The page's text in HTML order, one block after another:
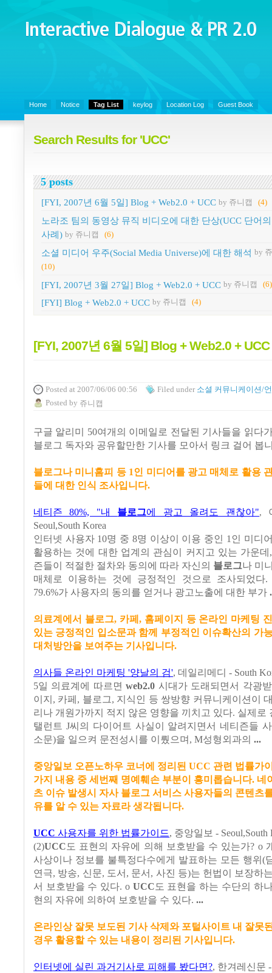
Interactive Dialogue &
PR 2.0
Home Notice Tag List keylog Location Log Guest Book
Search Results for 'UCC'
5 posts
[FYI, 2007년 6월 5일] Blog + Web2.0 + UCC by 쥬니캡 (4)
노라조 팀의 동영상 뮤직 비디오에 대한 단상(UCC 단어
사례) by 쥬니캡 (6)
소셜 미디어 우주(Social Media Universe)에 대한 해석 by
(10)
[FYI, 2007년 3월 27일] Blog + Web2.0 + UCC by 쥬니캡 (6)
[FYI] Blog + Web2.0 + UCC by 쥬니캡 (4)
[FYI, 2007년 6월 5일] Blog + Web2.0 + UCC
Posted at 2007/06/06 00:56 Filed under 소셜 커뮤니케이션/
Posted by 쥬니캡
구글 알리미 50여개의 이메일로 전달된 기사들을 읽다
블로그 독자와 공유할만한 기사를 모아서 링크 걸어 봅
블로그나 미니홈피 등 1인 미디어를 광고 매체로 활용
들에 대한 인식 조사입니다.
네티즌 80%, "내 블로그에 광고 올려도 괜찮아",
Seoul,South Korea
인터넷 사용자 10명 중 8명 이상이 이용 중인 1인 미디
활용하는 것에 대한 업계의 관심이 커지고 있는 가운
즌들이 적절한 절차와 동의에 따라 자신의 블로그나 미
매체로 이용하는 것에 긍정적인 것으로 조사되었다
79.6%가 사용자의 동의를 얻거나 광고노출에 대한 부가
의료계에서 블로그, 카페, 홈페이지 등 온라인 마케팅
있는 긍정적인 입소문과 함께 부정적인 이슈확산의 가
대처방안을 보여주는 기사입니다.
의사들 온라인 마케팅 '양날의 검', 데일리메디 - South
5일 의료계에 따르면web2.0 시대가 도래되면서 각광
이지, 카페, 블로그, 지식인 등 쌍방향 커뮤니케이션이
리나 개원가까지 적지 않은 영향을 끼치고 있다. 실제로
탤런트 J씨의 다이어트 사실이 알려지면서 네티즌들
소문)을 일으켜 문전성시를 이뤘으며, M성형외과의 ...
중앙일보 오픈노하우 코너에 정리된 UCC 관련 법률가
가지 내용 중 세번째 명예훼손 부분이 흥미롭습니다. 네
츠 이슈 발생시 자사 블로그 서비스 사용자들의 콘텐츠
유를 알 수 있는 자료라 생각됩니다.
UCC 사용자를 위한 법률가이드, 중앙일보 - Seoul,South
(2)UCC도 표현의 자유에 의해 보호받을 수 있는가? o
사상이나 정보를 불특정다수에게 발표하는 모든 행위(
연극, 방송, 신문, 도서, 문서, 사진 등)는 헌법이 보장하
서 보호받을 수 있다. o UCC도 표현을 하는 수단의 하
현의 자유에 의하여 보호받을 수 있다. ...
온라인상 잘못 보도된 기사 삭제와 포털사이트 내 잘못
경우 활용할 수 있는 내용이 정리된 기사입니다.
인터넷에 실린 과거기사로 피해를 봤다면?, 한겨레신문